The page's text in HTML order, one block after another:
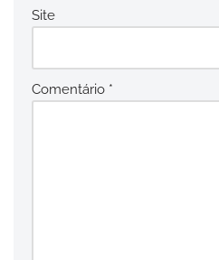
Site
Comentário *